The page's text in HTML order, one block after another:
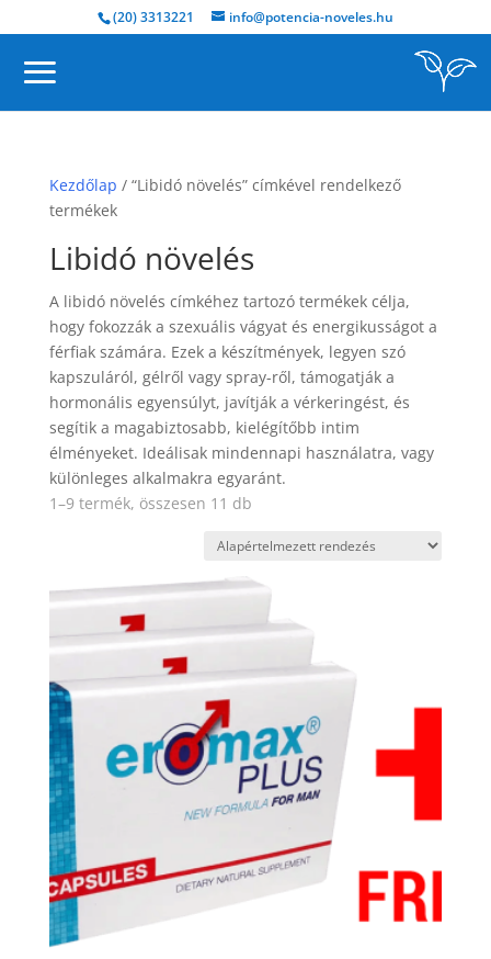
(20) 3313221 info@potencia-noveles.hu
Kezdőlap / “Libidó növelés” címkével rendelkező
termékek
Libidó növelés
A libidó növelés címkéhez tartozó termékek célja,
hogy fokozzák a szexuális vágyat és energikusságot a
férfiak számára. Ezek a készítmények, legyen szó
kapszuláról, gélről vagy spray-ről, támogatják a
hormonális egyensúlyt, javítják a vérkeringést, és
segítik a magabiztosabb, kielégítőbb intim
élményeket. Ideálisak mindennapi használatra, vagy
különleges alkalmakra egyaránt.
1–9 termék, összesen 11 db